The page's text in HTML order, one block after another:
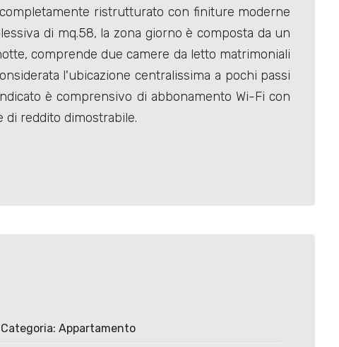
ristrutturato con finiture moderne
di mq.58, la zona giorno è composta da un
comprende due camere da letto matrimoniali
l'ubicazione centralissima a pochi passi
è comprensivo di abbonamento Wi-Fi con
di reddito dimostrabile.
Categoria: Appartamento